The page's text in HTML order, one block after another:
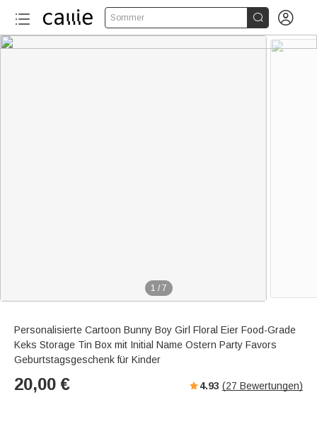
Sommer  
1 / 7
Personalisierte Cartoon Bunny Boy Girl Floral Eier Food-Grade
Keks Storage Tin Box mit Initial Name Ostern Party Favors
Geburtstagsgeschenk für Kinder
20,00 € 4.93 (27 Bewertungen)